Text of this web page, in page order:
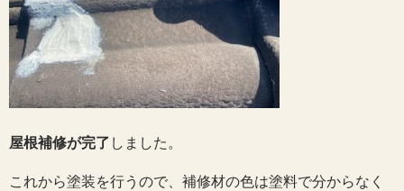
屋根補修が完了 しました。
これから塗装を行うので、補修材の色は塗料で分からなく